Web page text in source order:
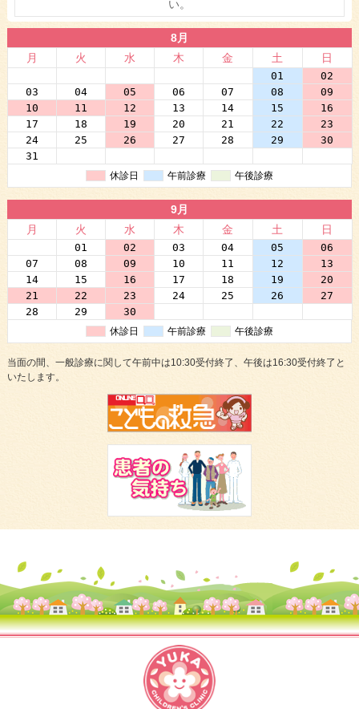
い。
8月
月
火 水 木 金 土 日
01
02
03
04 05 06 07 08
09
10
11 12 13 14 15
16
17
18 19 20 21 22
23
24
25 26 27 28 29
30
31
休診日 午前診療 午後診療
9月
月
火 水 木 金 土 日
01 02 03 04 05
06
07
08 09 10 11 12
13
14
15 16 17 18 19
20
21
22 23 24 25 26
27
28
29 30
休診日 午前診療 午後診療
当面の間、一般診療に関して午前中は10:30受付終了、午後は16:30受付終了と
いたします。